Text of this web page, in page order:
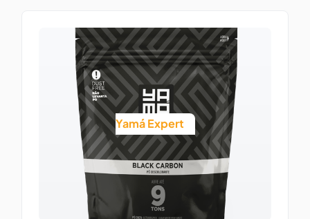
Yamá Expert